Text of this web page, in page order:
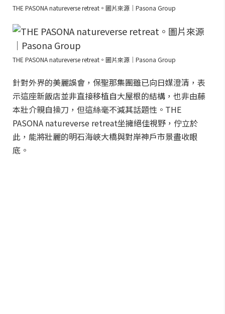
THE PASONA natureverse retreat。圖片來源｜Pasona Group
THE PASONA natureverse retreat。圖片來源｜Pasona Group
針對外界的美麗誤會，保聖那集團雖已向日媒澄清，表
示這座新飯店並非直接移植自大屋根的結構，也非由藤
本壯介親自操刀，但這絲毫不減其話題性。THE
PASONA natureverse retreat坐擁絕佳視野，佇立於
此，能將壯麗的明石海峽大橋與對岸神戶市景盡收眼
底。